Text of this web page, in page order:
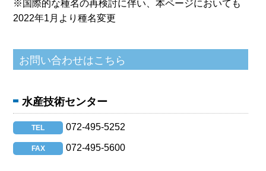
※国際的な種名の再検討に伴い、本ページにおいても
2022年1月より種名変更
水産技術センター
TEL 072-495-5252
FAX 072-495-5600